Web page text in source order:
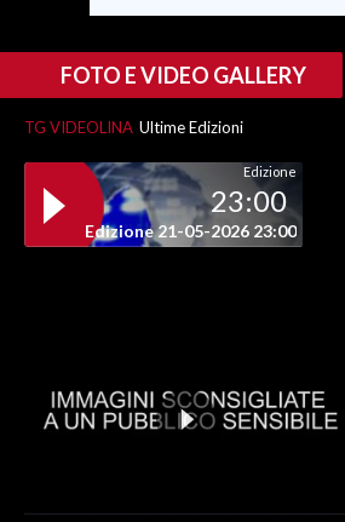
#CARAUNIONE
INSULARITÀ
PUBBLICITÀ
FOTO E VIDEO GALLERY
TG VIDEOLINA Ultime Edizioni
Edizione
23:00
Edizione 21-05-2026 23:00